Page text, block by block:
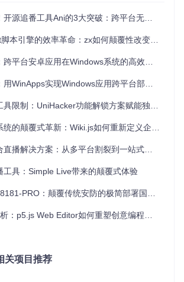
障
的所有代码逻辑完全可见可审计。
软件可能存在的隐私泄露风险，所有证书管
都在本地可控环境中进行，数据安全得到根
发流程的精准解构与重组，通过模块化设计
国
通过 libimobiledevice 库实现
与iOS设备的跨平台通信，不依赖
Xcode开发环境
将认证、签名、部署功能拆分为
多界
同用
同时提供CLI命令行和GTK图形界
面，兼顾专业开发者与普通用户
番工具Ani的3大突破：跨平台无广告+智能聚合+个性化弹幕
引擎的效率革命：zx如何颠覆性改变自动化开发流程
平台安卓应用在Windows系统的高效部署方案
实现Windows应用跨平台部署的颠覆性方案
限制：UniHacker功能解锁方案赋能独立开发者
颠覆式革新：Wiki.js如何重新定义企业级开源协作平台
解决方案：从多平台割裂到一站式体验的技术革新
工具：Simple Live带来的颠覆式体验
PRO：颠覆传统安防的极简部署国标视频监控平台
p5.js Web Editor如何重塑创意编程学习路径
关项目推荐